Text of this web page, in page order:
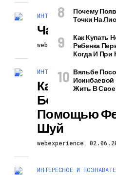
ИНТЕРЕСНОЕ И
Часы По
webexperience
ИНТЕРЕСНОЕ И
Как Стать
Богатым С
Помощью
Шуй
webexperience
ИНТЕРЕСНОЕ И
Почему
Точки На
Как Купать
Ребенка
Когда И При
Вяльбе
Исинбаевой
Жить В